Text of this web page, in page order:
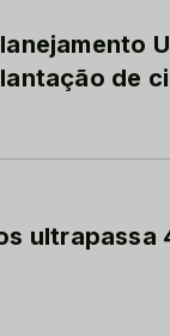
de
ultrapassa